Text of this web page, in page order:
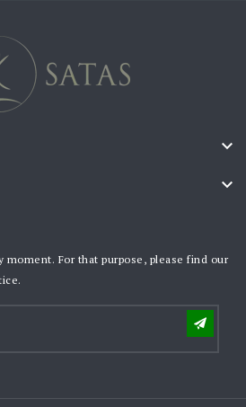


moment. For that purpose, please find our